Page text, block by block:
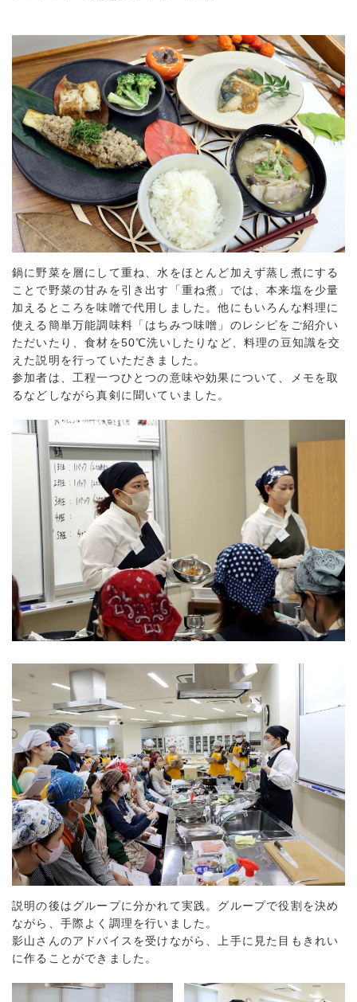
鍋に野菜を層にして重ね、水をほとんど加えず蒸し煮にする
ことで野菜の甘みを引き出す「重ね煮」では、本来塩を少量
加えるところを味噌で代用しました。他にもいろんな料理に
使える簡単万能調味料「はちみつ味噌」のレシピをご紹介い
ただいたり、食材を50℃洗いしたりなど、料理の豆知識を交
えた説明を行っていただきました。
参加者は、工程一つひとつの意味や効果について、メモを取
るなどしながら真剣に聞いていました。
説明の後はグループに分かれて実践。グループで役割を決め
ながら、手際よく調理を行いました。
影山さんのアドバイスを受けながら、上手に見た目もきれい
に作ることができました。